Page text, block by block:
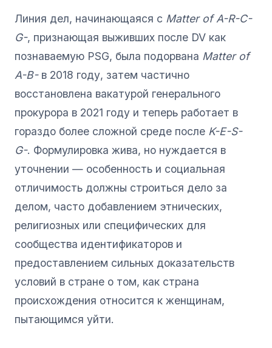
Линия дел, начинающаяся с Matter of A-R-C-
G-, признающая выживших после DV как
познаваемую PSG, была подорвана Matter of
A-B-в 2018 году, затем частично
восстановлена вакатурой генерального
прокурора в 2021 году и теперь работает в
гораздо более сложной среде после K-E-S-
G-. Формулировка жива, но нуждается в
уточнении — особенность и социальная
отличимость должны строиться дело за
делом, часто добавлением этнических,
религиозных или специфических для
сообщества идентификаторов и
предоставлением сильных доказательств
условий в стране о том, как страна
происхождения относится к женщинам,
пытающимся уйти.